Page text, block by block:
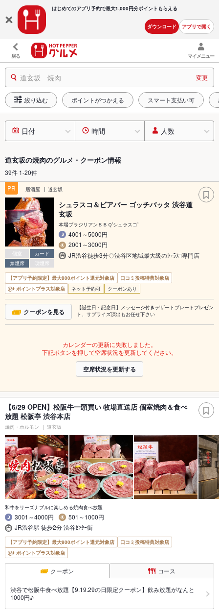
はじめてのアプリ予約で最大1,000円分ポイントもらえる
ダウンロード アプリで開く
戻る マイメニュー
道玄坂 焼肉 変更
絞り込む ポイントがつかえる スマート支払い可
日付 時間 人数
道玄坂の焼肉のグルメ・クーポン情報
39件 1-20件
PR
居酒屋 道玄坂
個室
カード
禁煙席
喫煙席
シュラスコ＆ビアバー ゴッチバッタ 渋谷道
玄坂
本場ブラジリアンＢＢＱ’シュラスコ’
4001～5000円
2001～3000円
JR渋谷徒歩3分◇渋谷区地域最大級のｼｭﾗｽｺ専門店
【アプリ予約限定】最大800ポイント還元対象店
口コミ投稿特典対象店
ポイントプラス対象店
ネット予約可 クーポンあり
クーポンを見る
【誕生日・記念日】メッセージ付きデザートプレートプレゼン
ト、サプライズ演出もお任せ下さい
カレンダーの更新に失敗しました。
下記ボタンを押して空席状況を更新してください。
空席状況を更新する
【6/29 OPEN】松阪牛一頭買い 牧場直送店 個室焼肉＆食べ
放題 松阪亭 渋谷本店
焼肉・ホルモン 道玄坂
和牛をリーズナブルに楽しめる焼肉食べ放題
3001～4000円
501～1000円
JR渋谷駅 徒歩2分 渋谷ｾﾝﾀｰ街
【アプリ予約限定】最大800ポイント還元対象店
口コミ投稿特典対象店
ポイントプラス対象店
クーポン コース
渋谷で松阪牛食べ放題【9.19.29の日限定クーポン】飲み放題がなんと
1000円♪